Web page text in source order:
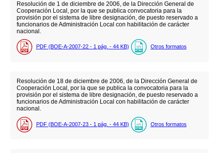
Resolución de 1 de diciembre de 2006, de la Dirección General de
Cooperación Local, por la que se publica convocatoria para la
provisión por el sistema de libre designación, de puesto reservado a
funcionarios de Administración Local con habilitación de carácter
nacional.
PDF (BOE-A-2007-22 - 1 pág. - 44 KB) Otros formatos
Resolución de 18 de diciembre de 2006, de la Dirección General de
Cooperación Local, por la que se publica la convocatoria para la
provisión por el sistema de libre designación, de puesto reservado a
funcionarios de Administración Local con habilitación de carácter
nacional.
PDF (BOE-A-2007-23 - 1 pág. - 44 KB) Otros formatos